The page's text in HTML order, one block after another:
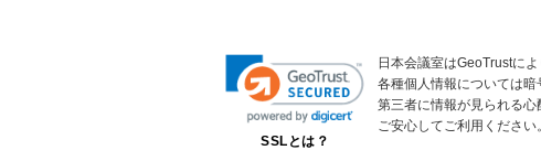
SSLとは？
日本会議室はGeoTrustによ
各種個人情報については暗
第三者に情報が見られる心
ご安心してご利用ください。